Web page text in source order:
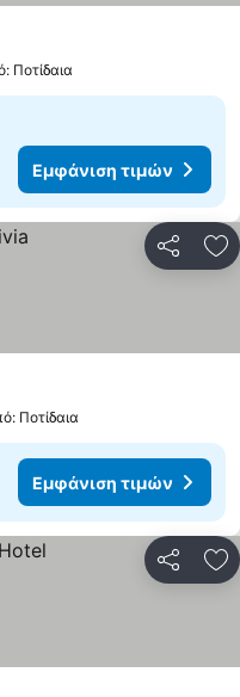
Ποτίδαια
Εμφάνιση τιμών
Ποτίδαια
Εμφάνιση τιμών